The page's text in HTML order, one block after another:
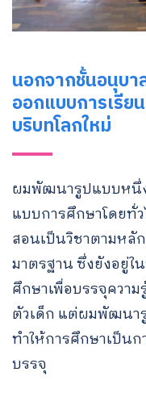
นอกจากชั้นอนุบา
ออกแบบการเรีย
บริบทโลกใหม่
ผมพัฒนารูปแบบหนึ่
แบบการศึกษาโดยทั่
สอนเป็นวิชาตามหลั
มาตรฐาน ซึ่งยังอยู่
ศึกษาเพื่อบรรจุควา
ตัวเด็ก แต่ผมพัฒนา
ทำให้การศึกษาเป็นก
บรรจุ